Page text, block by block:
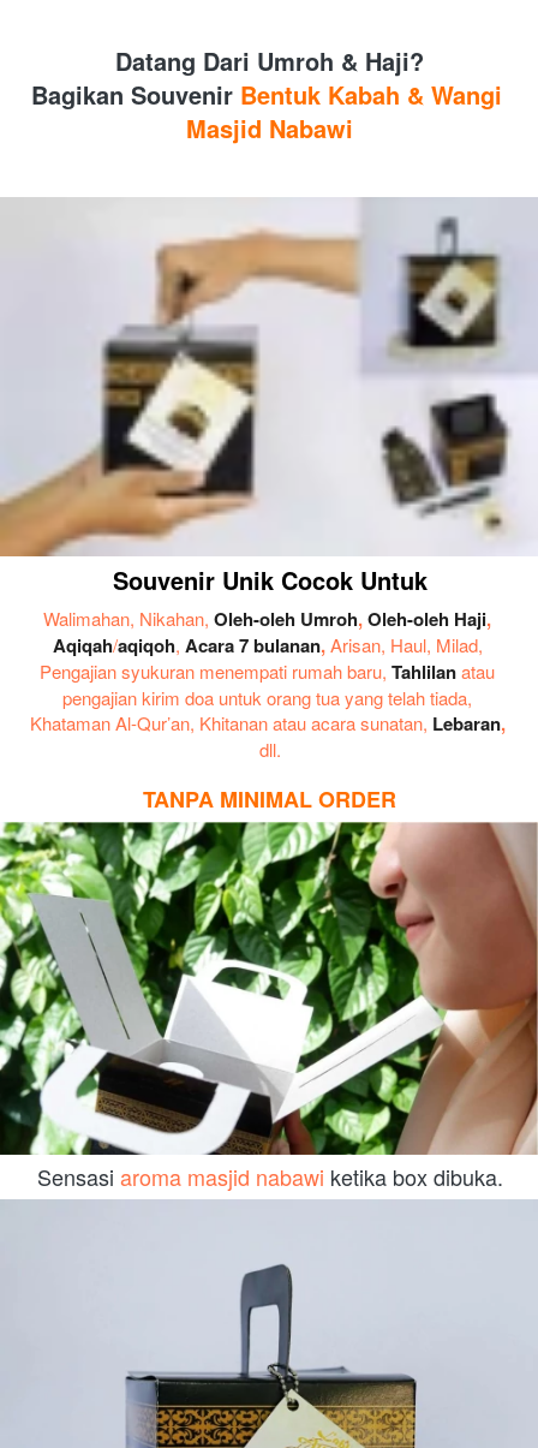
Datang Dari Umroh & Haji?
Bagikan Souvenir Bentuk Kabah & Wangi
Masjid Nabawi
Souvenir Unik Cocok Untuk
Walimahan, Nikahan, Oleh-oleh Umroh, Oleh-oleh Haji
Aqiqah/aqiqoh, Acara 7 bulanan, Arisan, Haul, Milad,
Pengajian syukuran menempati rumah baru, Tahlilan atau
pengajian kirim doa untuk orang tua yang telah tiada,
Khataman Al-Qur’an, Khitanan atau acara sunatan, Lebaran,
dll.
TANPA MINIMAL ORDER
Sensasi aroma masjid nabawi ketika box dibuka.